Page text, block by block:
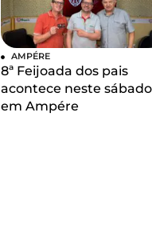
AMPÉRE
8ª Feijoada dos pais
acontece neste sábado
em Ampére